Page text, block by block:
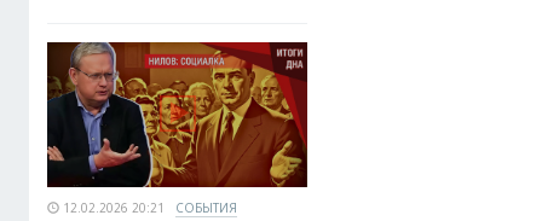
12.02.2026 20:21 СОБЫТИЯ